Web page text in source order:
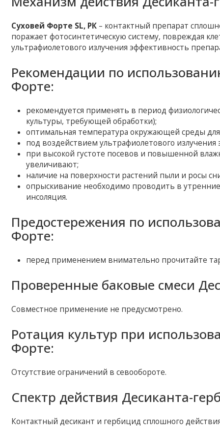
Суховей Форте SL, РК – контактный препарат
поражает фотосинтетическую систему, повреждая
ультрафиолетового излучения эффективность
Рекомендации по
Форте:
рекомендуется применять в период
культуры, требующей обработки);
оптимальная температура окружающей среды
под воздействием ультрафиолетового
при высокой густоте посевов и повышенной
увеличивают;
наличие на поверхности растений пыли и росы
опрыскивание необходимо проводить в утренние
инсоляция.
Предостережения по
Форте:
перед применением внимательно прочитайте
Проверенные баковые смеси
Совместное применение не предусмотрено.
Ротация культур при
Форте:
Отсутствие ограничений в севообороте.
Спектр действия Десиканта-
Контактный десикант и гербицид сплошного